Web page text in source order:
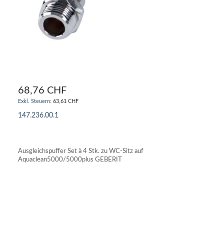
68,76 CHF
63,61 CHF
147.236.00.1
Ausgleichspuffer Set à 4 Stk. zu WC-Sitz auf
Aquaclean5000/5000plus GEBERIT